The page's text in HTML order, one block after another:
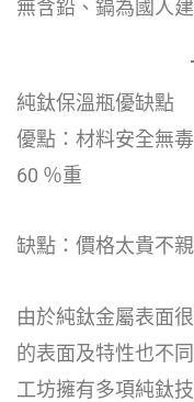
無含鉛、鎘為國人
純鈦保溫瓶優缺點
優點：材料安全無
60 ％重
缺點：價格太貴不
由於純鈦金屬表面
的表面及特性也不
工坊擁有多項純鈦